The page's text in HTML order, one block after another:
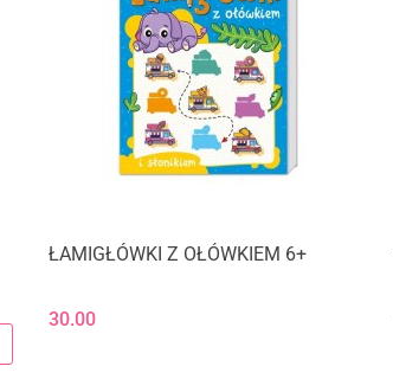
ŁAMIGŁÓWKI Z OŁÓWKIEM 6+
30.00